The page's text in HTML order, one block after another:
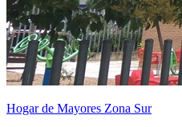
Hogar de Mayores Zona Sur